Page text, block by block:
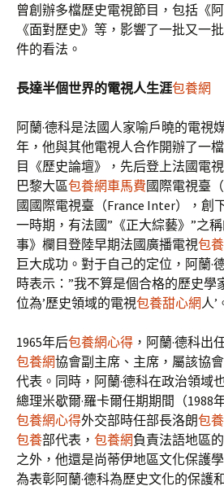
曾創辦多檔歷史電視節目，包括《阿
《面對歷史》等，影響了一批又一
件的看法。
長達半個世界的電視人生涯包養網
阿蘭·德科是法國人家喻戶曉的電視
年，他與其他電視人合作開辦了一
目《歷史論壇》，先后登上法國電視
巴黎大區包養網車馬費國際電視臺
國國際電視臺（France Inter），創
一時期，有法國”《正大綜藝》”之
事》欄目登陸早期法國廣播電視包
巨大成功。對于自己的定位，阿蘭·
時表示：”我不算是個合格的歷史學
位為’歷史領域的電視包養甜心網人’
1965年后包養網心得 ，阿蘭·德科出
包養網協會副主席、主席，屬該協
代表。同時，阿蘭·德科在政治領域
總理米歇爾·羅卡爾任期期間（1988
包養網心得外交部時任部長洛朗包
包養部代表， 包養網負責法語地區
之外，他還是尚蒂伊地區文化保護
為表彰阿蘭·德科為歷史文化的保護